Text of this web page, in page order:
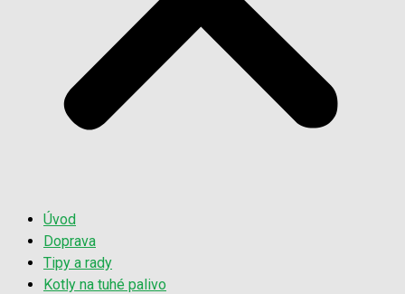
Úvod
Doprava
Tipy a rady
Kotly na tuhé palivo